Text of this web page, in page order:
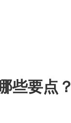
些要点？